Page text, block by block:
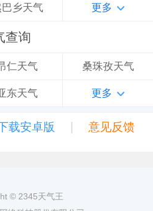
乡天气 更多
查询
仁天气 桑珠孜天气
东天气 更多
载安卓版 | 意见反馈
© 2345天气王